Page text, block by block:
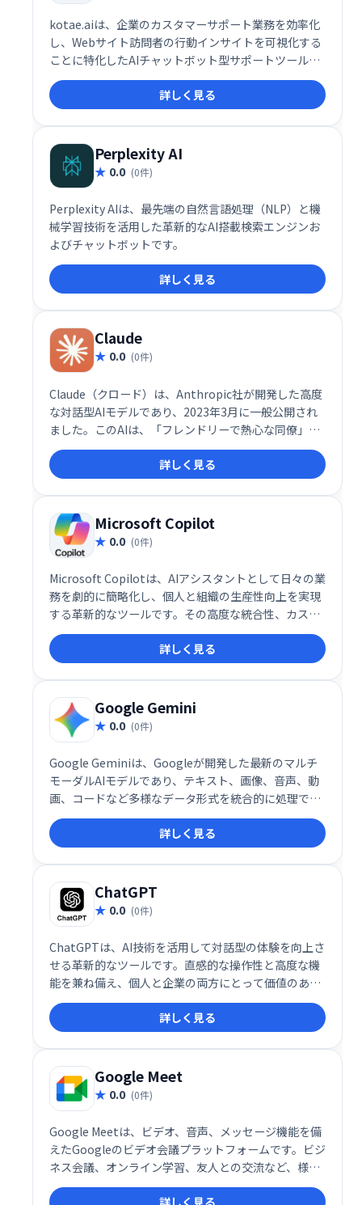
kotae.aiは、企業のカスタマーサポート業務を効率化
し、Webサイト訪問者の行動インサイトを可視化する
ことに特化したAIチャットボット型サポートツールで
す。特に中小企業（SMEs）にとって、問い合わせ対応
の自動化とユーザーのニーズ分析を同時に実現できる
点が高く評価されています。
詳しく見る
Perplexity AI
0.0 (0件)
Perplexity AIは、最先端の自然言語処理（NLP）と機
械学習技術を活用した革新的なAI搭載検索エンジンお
よびチャットボットです。
詳しく見る
Claude
0.0 (0件)
Claude（クロード）は、Anthropic社が開発した高度
な対話型AIモデルであり、2023年3月に一般公開され
ました。このAIは、「フレンドリーで熱心な同僚」の
ように振る舞うことを目指して設計されており、ユー
ザーとの自然な対話を通じて多様なタスクをサポート
します。
詳しく見る
Microsoft Copilot
0.0 (0件)
Microsoft Copilotは、AIアシスタントとして日々の業
務を劇的に簡略化し、個人と組織の生産性向上を実現
する革新的なツールです。その高度な統合性、カスタ
マイズ性、そして自然言語での操作性により、デジタ
ルワークプレイスの未来を切り開く重要な存在として
注目されています。
詳しく見る
Google Gemini
0.0 (0件)
Google Geminiは、Googleが開発した最新のマルチ
モーダルAIモデルであり、テキスト、画像、音声、動
画、コードなど多様なデータ形式を統合的に処理でき
る点が特徴です。これにより、ユーザーは単一のプラ
ットフォーム上で複数の情報源を組み合わせた高度な
タスクを実行できます。
詳しく見る
ChatGPT
0.0 (0件)
ChatGPTは、AI技術を活用して対話型の体験を向上さ
せる革新的なツールです。直感的な操作性と高度な機
能を兼ね備え、個人と企業の両方にとって価値のある
ソリューションを提供します。その多用途性、拡張
性、そして進化し続ける技術基盤により、ChatGPTは
AIによるコミュニケーションの新しいスタンダードを
構築しています。
詳しく見る
Google Meet
0.0 (0件)
Google Meetは、ビデオ、音声、メッセージ機能を備
えたGoogleのビデオ会議プラットフォームです。ビジ
ネス会議、オンライン学習、友人との交流など、様々
なシーンで活用できます。シンプルで高機能なインタ